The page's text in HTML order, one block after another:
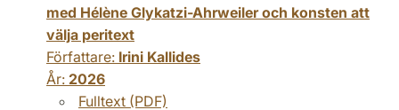
med Hélène Glykatzi-Ahrweiler och konsten att
välja peritext
Författare: Irini Kallides
År: 2026
Fulltext (PDF)